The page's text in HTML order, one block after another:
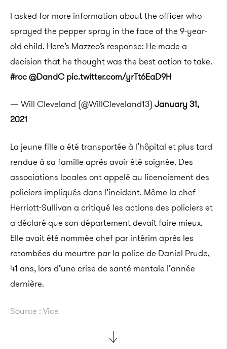
I asked for more information about the officer who
sprayed the pepper spray in the face of the 9-year-
old child. Here’s Mazzeo’s response: He made a
decision that he thought was the best action to take.
#roc@DandC pic.twitter.com/yrTt6EaD9H
— Will Cleveland (@WillCleveland13) January 31,
2021
La jeune fille a été transportée à l’hôpital et plus tard
rendue à sa famille après avoir été soignée. Des
associations locales ont appelé au licenciement des
policiers impliqués dans l’incident. Même la chef
Herriott-Sullivan a critiqué les actions des policiers et
a déclaré que son département devait faire mieux.
Elle avait été nommée chef par intérim après les
retombées du meurtre par la police de Daniel Prude,
41 ans, lors d’une crise de santé mentale l’année
dernière.
Source : Vice